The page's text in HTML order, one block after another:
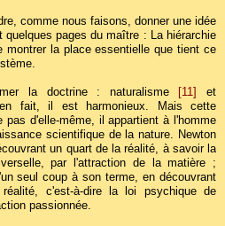
comme nous faisons, donner une idée
quelques pages du maître : La hiérarchie
montrer la place essentielle que tient ce
la doctrine : naturalisme [11]
et
fait, il est harmonieux. Mais cette
pas d'elle-même, il appartient à l'homme
scientifique de la nature. Newton
un quart de la réalité, à savoir la
par l'attraction de la matière ;
seul coup à son terme, en découvrant
c'est-à-dire la loi psychique de
passionnée.